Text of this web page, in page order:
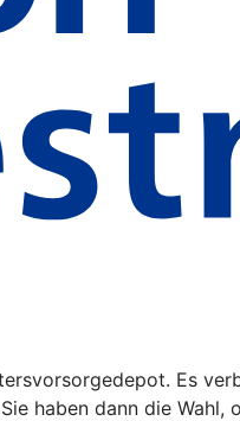
Es
haben dann die Wahl,